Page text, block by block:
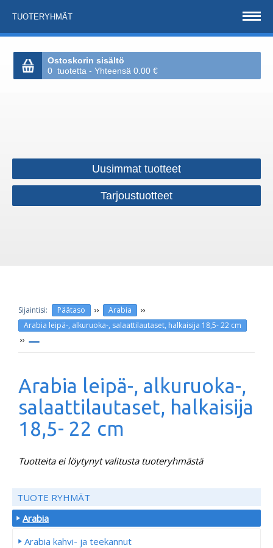
TUOTERYHMÄT
Ostoskorin sisältö
0 tuotetta - Yhteensä 0.00 €
Uusimmat tuotteet
Tarjoustuotteet
Päätaso ›› Arabia ››
Arabia leipä-, alkuruoka-, salaattilautaset, halkaisija 18,5- 22 cm
››
Arabia leipä-, alkuruoka-,
salaattilautaset, halkaisija
18,5- 22 cm
Tuotteita ei löytynyt valitusta tuoteryhmästä
TUOTE RYHMÄT
Arabia
Arabia kahvi- ja teekannut